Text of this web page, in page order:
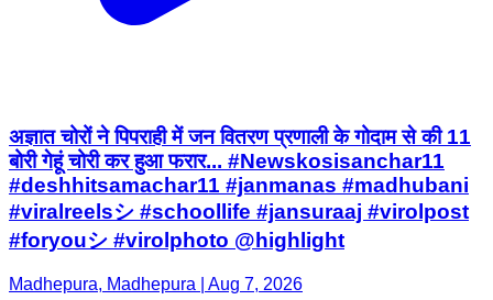
अज्ञात चोरों ने पिपराही में जन वितरण प्रणाली के गोदाम से की 11
बोरी गेहूं चोरी कर हुआ फरार... #Newskosisanchar11
#deshhitsamachar11 #janmanas #madhubani
#viralreelsシ #schoollife #jansuraaj #virolpost
#foryouシ #virolphoto @highlight
Madhepura, Madhepura | Aug 7, 2026